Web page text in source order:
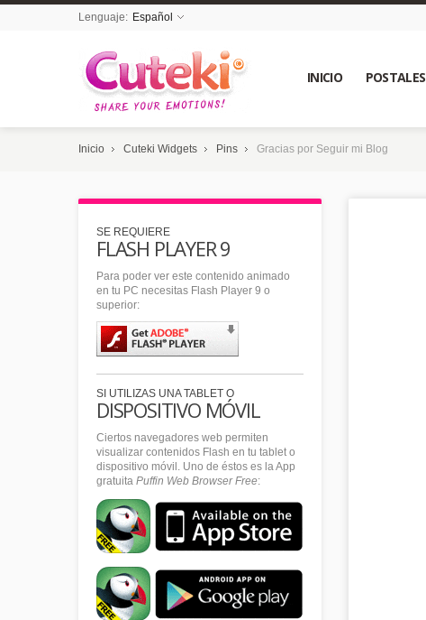
Lenguaje: Español
INICIO POSTALES
Inicio Cuteki Widgets Pins Gracias por Seguir mi Blog
SE REQUIERE
FLASH PLAYER 9
Para poder ver este contenido animado
en tu PC necesitas Flash Player 9 o
superior:
SI UTILIZAS UNA TABLET O
DISPOSITIVO MÓVIL
Ciertos navegadores web permiten
visualizar contenidos Flash en tu tablet o
dispositivo móvil. Uno de éstos es la App
gratuita Puffin Web Browser Free: